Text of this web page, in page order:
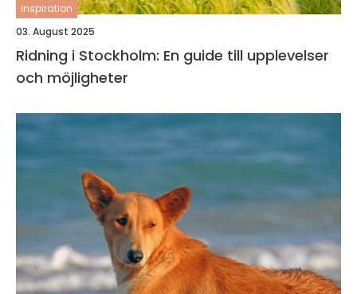
inspiration
03. August 2025
Ridning i Stockholm: En guide till upplevelser
och möjligheter